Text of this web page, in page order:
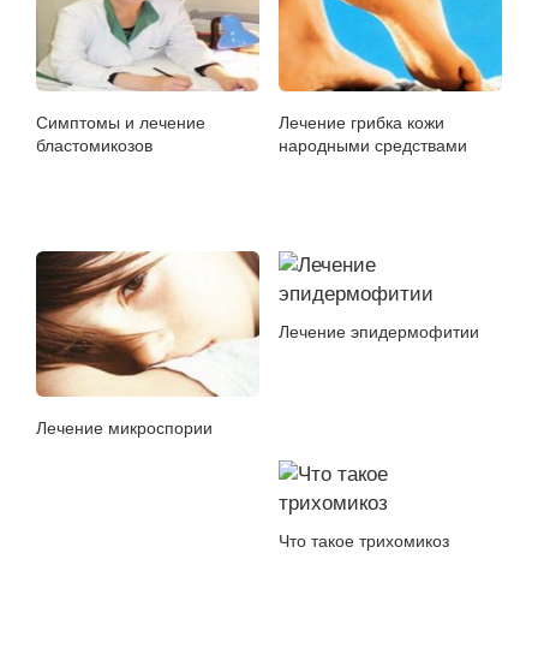
Симптомы и лечение
бластомикозов
Лечение грибка кожи
народными средствами
Лечение микроспории
Лечение эпидермофитии
Что такое трихомикоз